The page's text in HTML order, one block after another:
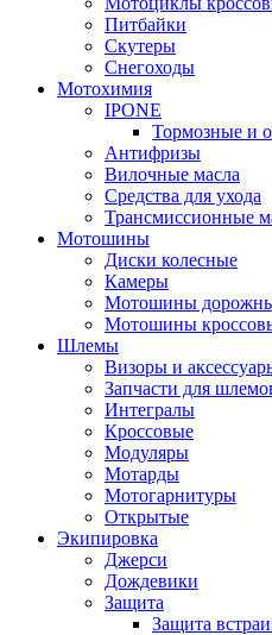
Питбайки
Скутеры
Снегоходы
Мотохимия
IPONE
Тормозные и
Антифризы
Вилочные масла
Средства для ухода
Трансмиссионные
Мотошины
Диски колесные
Камеры
Мотошины
Мотошины
Шлемы
Визоры и
Запчасти для
Интегралы
Кроссовые
Модуляры
Мотарды
Мотогарнитуры
Открытые
Экипировка
Джерси
Дождевики
Защита
Защита